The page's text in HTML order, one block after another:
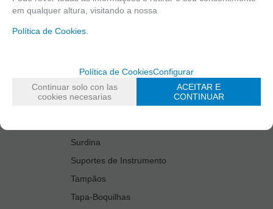
Estantes De Marcha
Estojos do Instrumento
Limpiadores
Palhetas
Protetores de boquilhas
Surdina
Suportes de Instrumento
Tampãos
Tapa-Boquilhas
em qualquer altura, visitando a nossa
Política de Cookies.
Política de CookiesConfigurar
Continuar solo con las
cookies necesarias
ACEITAR E
CONTINUAR